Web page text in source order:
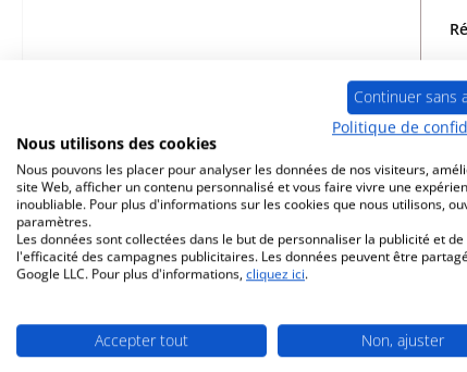
Continuer sans
Politique de
Nous utilisons des cookies
Nous pouvons les placer pour analyser les données de nos visiteurs,
site Web, afficher un contenu personnalisé et vous faire vivre une
inoubliable. Pour plus d'informations sur les cookies que nous utilisons,
paramètres.
Les données sont collectées dans le but de personnaliser la publicité et
l'efficacité des campagnes publicitaires. Les données peuvent être
Google LLC. Pour plus d'informations, cliquez ici.
Accepter tout Non, ajuster